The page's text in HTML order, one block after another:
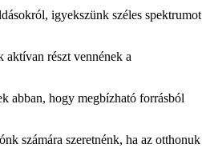
igyekszünk széles spektrumot
aktívan részt vennének a
abban, hogy megbízható forrásból
számára szeretnénk, ha az otthonuk